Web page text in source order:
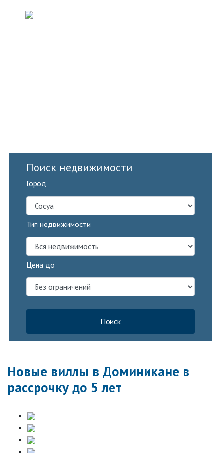
Поиск недвижимости
Город
Тип недвижимости
Цена до
Поиск
Новые виллы в Доминикане в
рассрочку до 5 лет